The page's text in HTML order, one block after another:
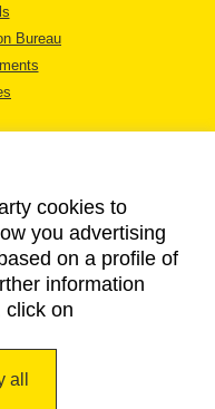
Bureau
cookies to
you advertising
on a profile of
information
click on
all